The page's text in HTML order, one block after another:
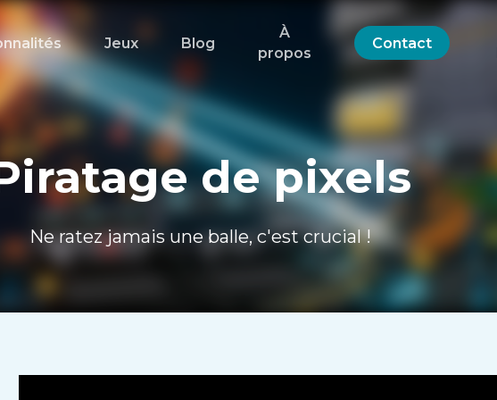
Jeux Blog
À
propos
Contact
de pixels
Ne ratez jamais une balle, c'est crucial !